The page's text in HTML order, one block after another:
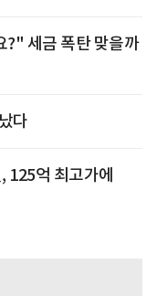
?" 세금 폭탄 맞을까
다
125억 최고가에